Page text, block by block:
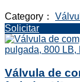
Category：
Solicitar
Válvula de